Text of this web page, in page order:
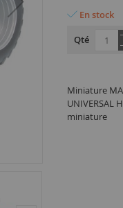
En stock
Qté
Miniature
UNIVERSAL
miniature